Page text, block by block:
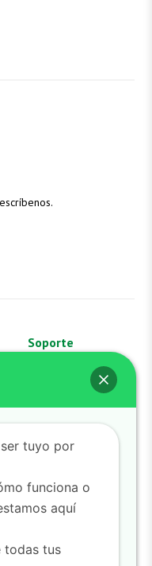
Soporte
Aviso de Privacidad
FAQS
tuyo por
funciona o
aquí
todas tus